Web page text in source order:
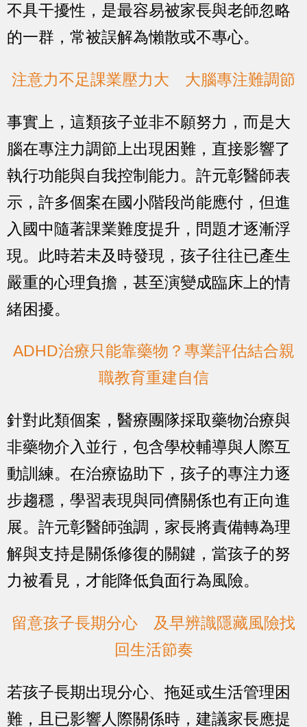
不具干擾性，是最容易被家長與老師忽略
的一群，常被誤解為懶散或不專心。
注意力不足課業壓力大 大腦專注難調節
事實上，這類孩子並非不願努力，而是大
腦在專注力調節上出現困難，直接影響了
執行功能與自我控制能力。許元彰醫師表
示，許多個案在國小階段尚能應付，但進
入國中隨著課業難度提升，問題才逐漸浮
現。此時若未及時發現，孩子往往已產生
嚴重的心理負擔，甚至演變成臨床上的情
緒困擾。
ADHD治療只能靠藥物？專業評估結合親
職教育重建自信
針對此類個案，醫療團隊採取藥物治療與
非藥物介入並行，包含學校輔導與人際互
動訓練。在治療協助下，孩子的專注力逐
步趨穩，學習表現與同儕關係也有正向進
展。許元彰醫師強調，家長將責備轉為理
解與支持是關係修復的關鍵，當孩子的努
力被看見，才能降低負面行為風險。
留意孩子長期分心 及早辨識隱藏風險找
回生活節奏
若孩子長期出現分心、拖延或生活管理困
難，且已影響人際關係時，建議家長應提